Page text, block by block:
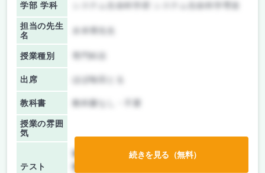
学部 学科 システム生命科学府 システム生命科学専攻
担当の先生
名
授業種別
出席 ほぼ毎回とる
教科書 教科書なし・不要
授業の雰囲
気
テスト
前期/中間：
レポートのみ
後期/期末：
続きを見る（無料）